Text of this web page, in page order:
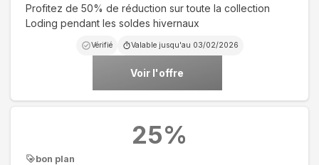
Profitez de 50% de réduction sur toute la collection
Loding pendant les soldes hivernaux
Vérifié Valable jusqu'au 03/02/2026
Voir l'offre
bon plan
25%